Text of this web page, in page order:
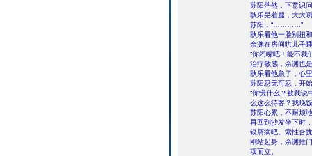
苏阳茫然，下意识
耿乐晃着腿，大大
苏阳：“…………”
耿乐看他一脸别扭
余渊在房间哄儿子
“你闭嘴吧！能不我
治疗敏感，余渊也
耿乐看他急了，心
苏阳忍无可忍，开
“你慌什么？被我
么这么待客？我晚
苏阳心累，不耐烦
再回到沙发坐下时
银屑病吧。索性合
刚站起身，余渊推
项而立。